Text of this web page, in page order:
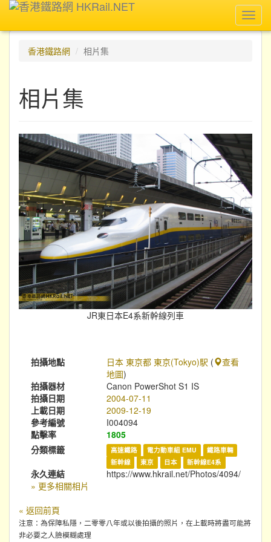
香港鐵路網
相片集
相片集
JR東日本E4系新幹線列車
拍攝地點 日本 東京都 東京(Tokyo)駅 (
查看
地圖)
拍攝器材
Canon PowerShot S1 IS
拍攝日期
2004-07-11
上載日期
2009-12-19
參考編號
I004094
點擊率
1805
分類標籤
高速鐵路 電力動車組 EMU
鐵路車輛
新幹線
東京 日本 新幹線E4系
永久連結
https://www.hkrail.net/Photos/4094/
» 更多相關相片
« 返回前頁
注意：為保障私隱，二零零八年或以後拍攝的照片，在上載時將盡可能將
非必要之人臉模糊處理